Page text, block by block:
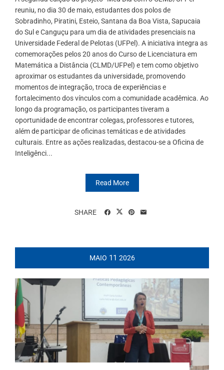
reuniu, no dia 30 de maio, estudantes dos polos de
Sobradinho, Piratini, Esteio, Santana da Boa Vista, Sapucaia
do Sul e Canguçu para um dia de atividades presenciais na
Universidade Federal de Pelotas (UFPel). A iniciativa integra as
comemorações pelos 20 anos do Curso de Licenciatura em
Matemática a Distância (CLMD/UFPel) e tem como objetivo
aproximar os estudantes da universidade, promovendo
momentos de integração, troca de experiências e
fortalecimento dos vínculos com a comunidade acadêmica. Ao
longo da programação, os participantes tiveram a
oportunidade de encontrar colegas, professores e tutores,
além de participar de oficinas temáticas e de atividades
culturais. Entre as ações realizadas, destacou-se a Oficina de
Inteligênci...
Read More
SHARE
MAIO 11 2026